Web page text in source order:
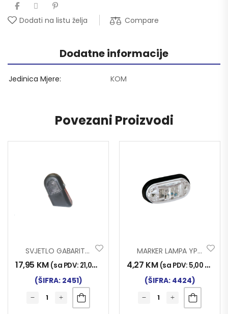
Dodati na listu želja Compare
Dodatne informacije
Jedinica Mjere KOM
Povezani Proizvodi
SVJETLO GABARITNO DES.
17,95 KM (sa PDV: 21,00
(ŠIFRA: 2451)
MARKER LAMPA YP-136 LED BIJ.
4,27 KM (sa PDV: 5,00 KM
(ŠIFRA: 4424)